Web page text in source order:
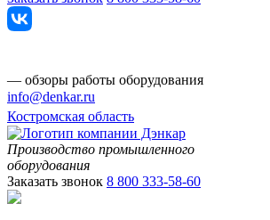
— обзоры работы оборудования
info@denkar.ru
Костромская область
Производство промышленного
оборудования
Заказать звонок 8 800 333-58-60